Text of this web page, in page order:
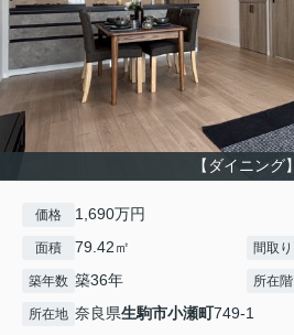
【ダイニング】
価格 1,690万円
面積 79.42㎡ 間取り
築年数 築36年 所在階
所在地 奈良県生駒市小瀬町749-1